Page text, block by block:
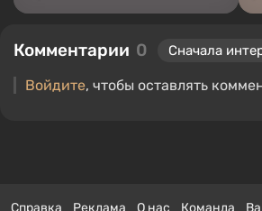
Комментарии 0
Войдите, чтобы оставлять
Справка Реклама О нас Команда